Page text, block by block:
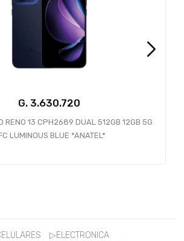
G.
RENO 13 CPH2689 DUAL 512GB 12GB 5G
LUMINOUS BLUE *ANATEL*
▷ELECTRONICA